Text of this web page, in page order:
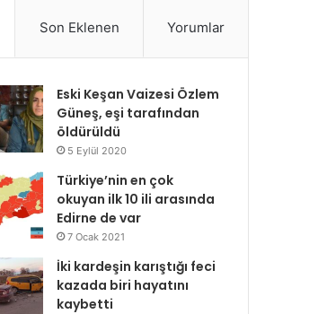
Son Eklenen Yorumlar
Eski Keşan Vaizesi Özlem
Güneş, eşi tarafından
öldürüldü
5 Eylül 2020
Türkiye’nin en çok
okuyan ilk 10 ili arasında
Edirne de var
7 Ocak 2021
İki kardeşin karıştığı feci
kazada biri hayatını
kaybetti